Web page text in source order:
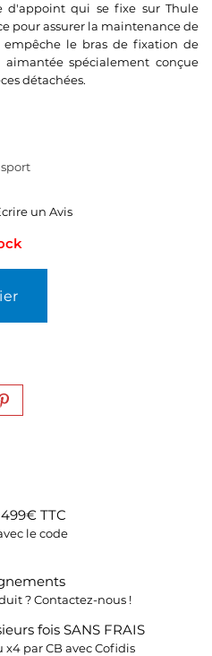
d'appoint qui se fixe sur Thule
pour assurer la maintenance de
le bras de fixation de
spécialement conçue
détachées.
un Avis
TTC
le code
? Contactez-nous !
fois SANS FRAIS
x4 par CB avec Cofidis